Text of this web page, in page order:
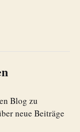
Blog zu
neue Beiträge